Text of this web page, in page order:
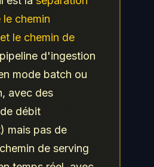
chemin
le chemin de
d'ingestion
mode batch ou
avec des
débit
mais pas de
de serving